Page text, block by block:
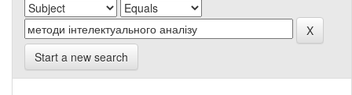
Start a new search